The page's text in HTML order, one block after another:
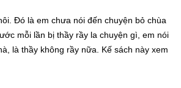
Đó là em chưa nói đến chuyện bỏ chùa
mỗi lần bị thầy rầy la chuyện gì, em nói
là thầy không rầy nữa. Kế sách này xem